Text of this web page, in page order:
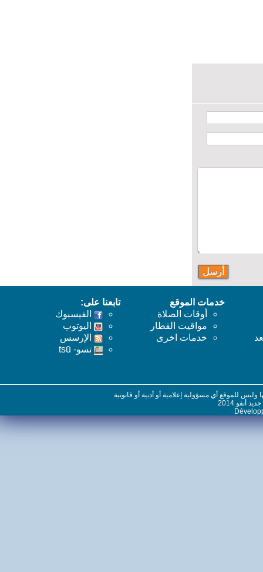
خدمات الموقع
أوقات الصلاة
مواقيت القطار
خدمات اخرى
تابعنا على:
الفيسبوك
اليوتوب
اﻹرسس
تسو- tsū
للموقع أي مسؤولية إعلامية أو أدبية أو قانونية
2014